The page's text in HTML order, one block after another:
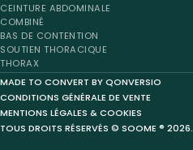
CEINTURE ABDOMINALE
COMBINÉ
BAS DE CONTENTION
SOUTIEN THORACIQUE
THORAX
MADE TO CONVERT BY QONVERSIO
CONDITIONS GÉNÉRALE DE VENTE
MENTIONS LÉGALES & COOKIES
TOUS DROITS RÉSERVÉS © SOOME ® 2026.